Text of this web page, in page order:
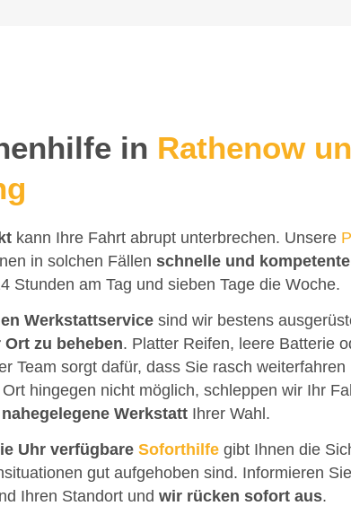
in Rathenow
kann Ihre Fahrt abrupt unterbrechen. Unsere
in solchen Fällen schnelle und kompetente
Stunden am Tag und sieben Tage die Woche.
Werkstattservicesind wir bestens
zu beheben. Platter Reifen, leere Batterie
Team sorgt dafür, dass Sie rasch weiterfahren
hingegen nicht möglich, schleppen wir Ihr
nahegelegene WerkstattIhrer Wahl.
Uhr verfügbare Soforthilfegibt Ihnen die
gut aufgehoben sind. Informieren
Ihren Standort und wir rücken sofort aus.